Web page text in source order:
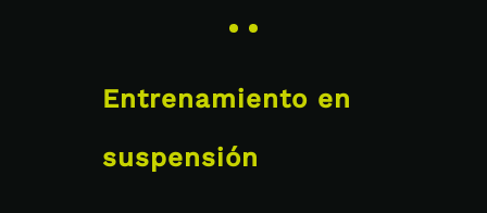
Entrenamiento en
suspensión